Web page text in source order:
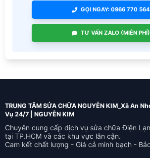
GỌI NGAY: 0966 770 564
TƯ VẤN ZALO (MIỄN PHÍ)
TRUNG TÂM SỬA CHỮA NGUYỄN KIM_Xã An
Vụ 24/7 | NGUYỄN KIM
Chuyên cung cấp dịch vụ sửa chữa Điện
tại TP.HCM và các khu vực lân cận.
Cam kết chất lượng - Giá cả minh bạch -